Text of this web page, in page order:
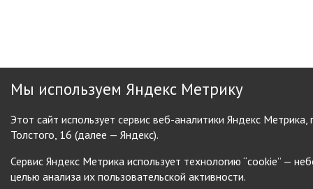
Мы используем Яндекс Метрику
Этот сайт использует сервис веб-аналитики Яндекс
Толстого, 16 (далее — Яндекс).
Сервис Яндекс Метрика использует технологию “cookie” —
целью анализа их пользовательской активности.